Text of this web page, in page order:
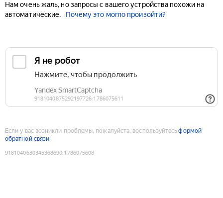
Нам очень жаль, но запросы с вашего устройства похожи на
автоматические.
Почему это могло произойти?
Если у вас возникли проблемы, пожалуйста, воспользуйтесьформой
обратной связи
9181040630345368690:1786075608